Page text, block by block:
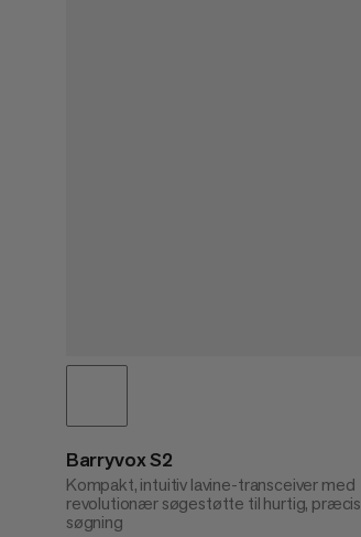
Barryvox S2
Kompakt, intuitiv lavine-transceiver med
revolutionær søgestøtte til hurtig, præcis
søgning